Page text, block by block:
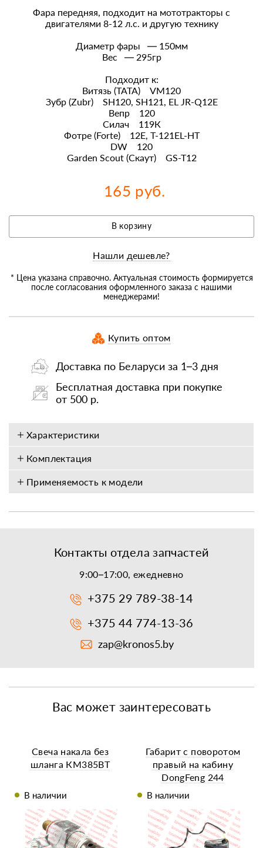
Фара передняя, подходит на мототракторы с
двигателями 8-12 л.с. и другую технику
Диаметр фары — 150мм
Вес — 295гр
Подходит к:
Витязь (ТАТА) VM120
Зубр (Zubr) SH120, SH121, EL JR-Q12E
Вепр 120
Силач 119К
Фотре (Forte) 12E, T-121EL-HT
DW 120
Garden Scout (Скаут) GS-T12
165 руб.
В корзину
Нашли дешевле?
* Цена указана справочно. Актуальная стоимость формируется
после согласования оформленного заказа с нашими
менеджерами!
Купить оптом
Доставка по Беларуси за 1–3 дня
Бесплатная доставка при покупке
от 500 р.
Характеристики
Комплектация
Применяемость к модели
Контакты отдела запчастей
9:00–17:00, ежедневно
+375 29 789-38-14
+375 44 774-13-36
zap@kronos5.by
Вас может заинтересовать
Свеча накала без
шланга КМ385ВТ
В наличии
Габарит с поворотом
правый на кабину
DongFeng 244
В наличии